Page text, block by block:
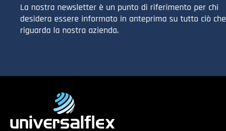
La nostra newsletter è un punto di riferimento per chi
desidera essere informato in anteprima su tutto ciò che
riguarda la nostra azienda.